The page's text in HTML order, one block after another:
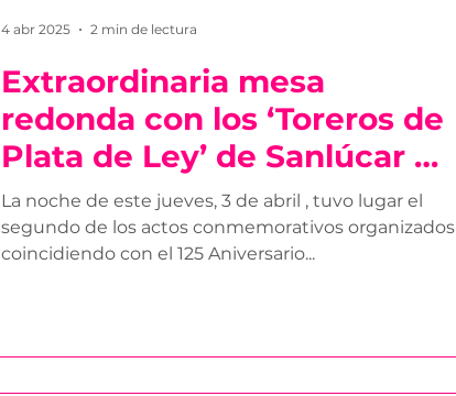
Extraordinaria mesa
redonda con los ‘Toreros de
Plata de Ley’ de Sanlúcar de
Barrameda
La noche de este jueves, 3 de abril , tuvo lugar el
segundo de los actos conmemorativos organizados
coincidiendo con el 125 Aniversario...
4 abr 2025 2 min de lectura